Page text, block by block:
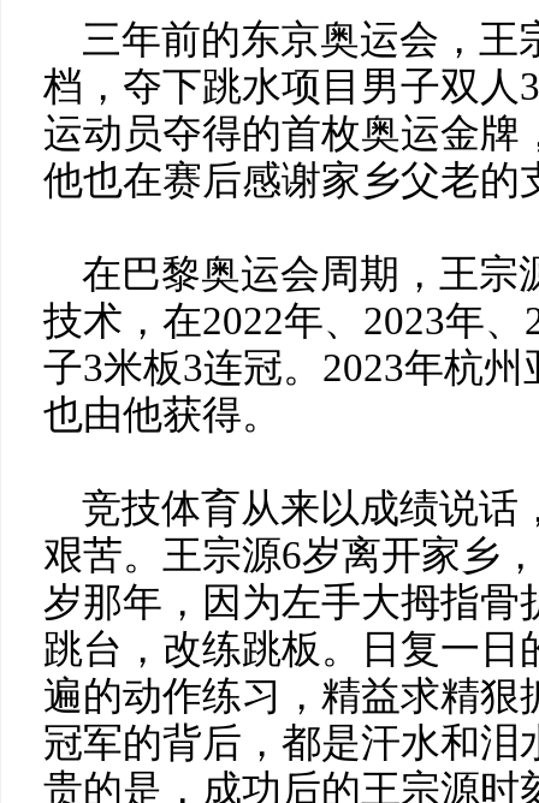
三年前的东京奥运会，王
档，夺下跳水项目男子双人
运动员夺得的首枚奥运金牌
他也在赛后感谢家乡父老的
在巴黎奥运会周期，王宗
技术，在2022年、2023年
子3米板3连冠。2023年杭
也由他获得。
竞技体育从来以成绩说话
艰苦。王宗源6岁离开家乡
岁那年，因为左手大拇指骨
跳台，改练跳板。日复一日
遍的动作练习，精益求精
冠军的背后，都是汗水和泪
贵的是，成功后的王宗源时